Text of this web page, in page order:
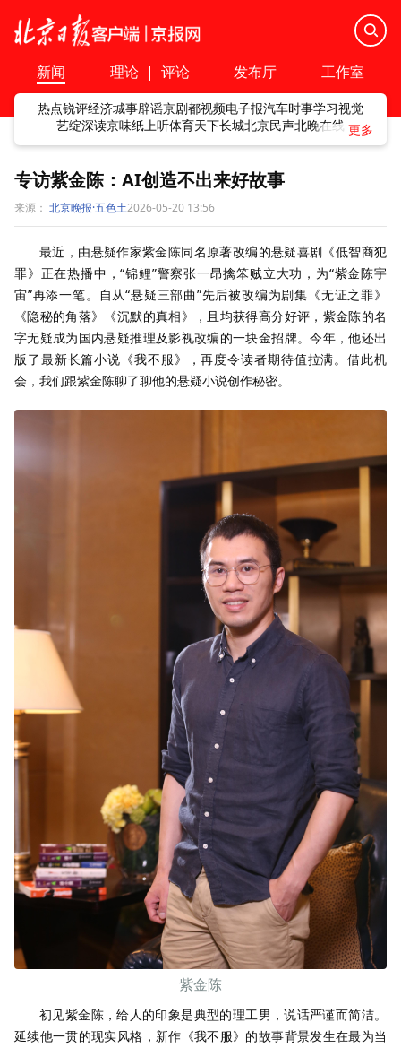
新闻 理论 | 评论 发布厅 工作室
热点锐评经济城事辟谣京剧都视频电子报汽车时事学习视觉
艺绽深读京味纸上听体育天下长城北京民声北晚在线
专访紫金陈：AI创造不出来好故事
来源： 北京晚报·五色土2026-05-20 13:56
最近，由悬疑作家紫金陈同名原著改编的悬疑喜剧《低智商犯
罪》正在热播中，“锦鲤”警察张一昂擒笨贼立大功，为“紫金陈宇
宙”再添一笔。自从“悬疑三部曲”先后被改编为剧集《无证之罪》
《隐秘的角落》《沉默的真相》，且均获得高分好评，紫金陈的名
字无疑成为国内悬疑推理及影视改编的一块金招牌。今年，他还出
版了最新长篇小说《我不服》，再度令读者期待值拉满。借此机
会，我们跟紫金陈聊了聊他的悬疑小说创作秘密。
紫金陈
初见紫金陈，给人的印象是典型的理工男，说话严谨而简洁。
延续他一贯的现实风格，新作《我不服》的故事背景发生在最为当